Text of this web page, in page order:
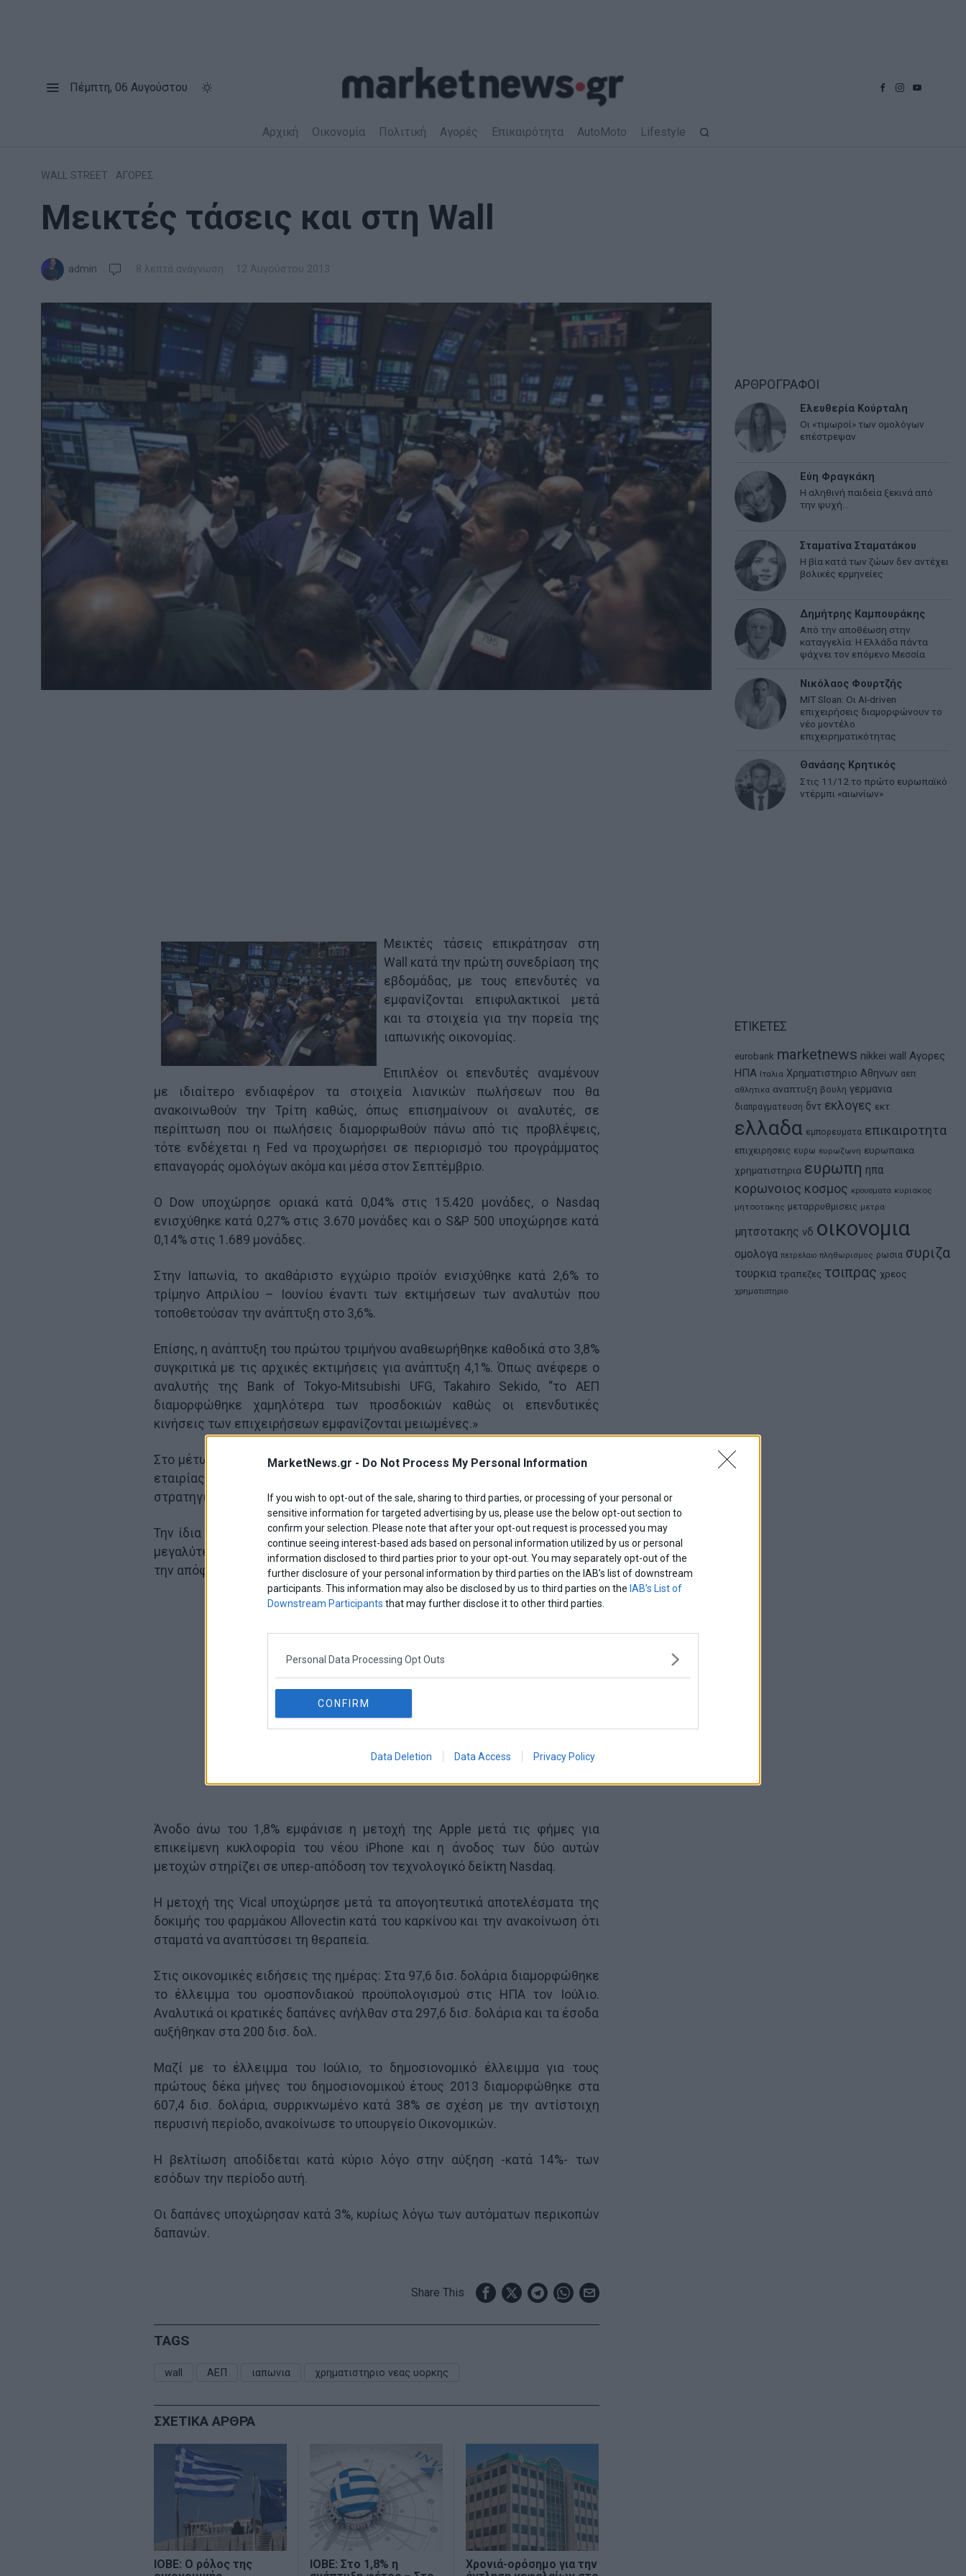
MarketNews.gr - Do Not Process My Personal Information
If you wish to opt-out of the sale, sharing to third parties, or processing of your personal or
sensitive information for targeted advertising by us, please use the below opt-out section to
confirm your selection. Please note that after your opt-out request is processed you may
continue seeing interest-based ads based on personal information utilized by us or personal
information disclosed to third parties prior to your opt-out. You may separately opt-out of the
further disclosure of your personal information by third parties on the IAB’s list of downstream
participants. This information may also be disclosed by us to third parties on the IAB’s List of
Downstream Participants that may further disclose it to other third parties.
Personal Data Processing Opt Outs
CONFIRM
Data Deletion Data Access Privacy Policy
Πέμπτη, 06 Αυγούστου
Αρχική Οικονομία Πολιτική Αγορές Επικαιρότητα AutoMoto Lifestyle
WALL STREET ΑΓΟΡΕΣ
Μεικτές τάσεις και στη Wall
admin 8 λεπτά ανάγνωση 12 Αυγούστου 2013
Μεικτές τάσεις επικράτησαν στη
Wall κατά την πρώτη συνεδρίαση της
εβδομάδας, με τους επενδυτές να
εμφανίζονται επιφυλακτικοί μετά
και τα στοιχεία για την πορεία της
ιαπωνικής οικονομίας.
Επιπλέον οι επενδυτές αναμένουν
με ιδιαίτερο ενδιαφέρον τα στοιχεία λιανικών πωλήσεων που θα
ανακοινωθούν την Τρίτη καθώς, όπως επισημαίνουν οι αναλυτές, σε
περίπτωση που οι πωλήσεις διαμορφωθούν πάνω από τις προβλέψεις,
τότε ενδέχεται η Fed να προχωρήσει σε περιορισμό του προγράμματος
επαναγοράς ομολόγων ακόμα και μέσα στον Σεπτέμβριο.
Ο Dow υποχώρησε οριακά κατά 0,04% στις 15.420 μονάδες, ο Nasdaq
ενισχύθηκε κατά 0,27% στις 3.670 μονάδες και ο S&P 500 υποχώρησε κατά
0,14% στις 1.689 μονάδες.
Στην Ιαπωνία, το ακαθάριστο εγχώριο προϊόν ενισχύθηκε κατά 2,6% το
τρίμηνο Απριλίου – Ιουνίου έναντι των εκτιμήσεων των αναλυτών που
τοποθετούσαν την ανάπτυξη στο 3,6%.
Επίσης, η ανάπτυξη του πρώτου τριμήνου αναθεωρήθηκε καθοδικά στο 3,8%
συγκριτικά με τις αρχικές εκτιμήσεις για ανάπτυξη 4,1%. Όπως ανέφερε ο
αναλυτής της Bank of Tokyo-Mitsubishi UFG, Takahiro Sekido, “το ΑΕΠ
διαμορφώθηκε χαμηλότερα των προσδοκιών καθώς οι επενδυτικές
κινήσεις των επιχειρήσεων εμφανίζονται μειωμένες.»
Στο μέτωπο των επιχειρήσεων ξεχωρίζει η BlackBerry, με τη διοίκηση της
εταιρίας να ανακοινώνει πως εξετάζεται η δημιουργία κοινοπραξιών,
στρατηγικών συνεργασιών ή ακόμη και η πώληση της ίδιας της εταιρείας.
Την ίδια στιγμή, ο Prem Watsa, πρόεδρος και CEO της Fairfax Financial, του
μεγαλύτερου μετόχου της εταιρείας, ανακοίνωσε την παραίτησή του. Για
την απόφασή του αυτή επικαλέστηκε ενδεχόμενη σύγκρουση συμφερόντων.
Άνοδο άνω του 1,8% εμφάνισε η μετοχή της Apple μετά τις φήμες για
επικείμενη κυκλοφορία του νέου iPhone και η άνοδος των δύο αυτών
μετοχών στηρίζει σε υπερ-απόδοση τον τεχνολογικό δείκτη Nasdaq.
Η μετοχή της Vical υποχώρησε μετά τα απογοητευτικά αποτελέσματα της
δοκιμής του φαρμάκου Allovectin κατά του καρκίνου και την ανακοίνωση ότι
σταματά να αναπτύσσει τη θεραπεία.
Στις οικονομικές ειδήσεις της ημέρας: Στα 97,6 δισ. δολάρια διαμορφώθηκε
το έλλειμμα του ομοσπονδιακού προϋπολογισμού στις ΗΠΑ τον Ιούλιο.
Αναλυτικά οι κρατικές δαπάνες ανήλθαν στα 297,6 δισ. δολάρια και τα έσοδα
αυξήθηκαν στα 200 δισ. δολ.
Μαζί με το έλλειμμα του Ιούλιο, το δημοσιονομικό έλλειμμα για τους
πρώτους δέκα μήνες του δημοσιονομικού έτους 2013 διαμορφώθηκε στα
607,4 δισ. δολάρια, συρρικνωμένο κατά 38% σε σχέση με την αντίστοιχη
περυσινή περίοδο, ανακοίνωσε το υπουργείο Οικονομικών.
Η βελτίωση αποδίδεται κατά κύριο λόγο στην αύξηση -κατά 14%- των
εσόδων την περίοδο αυτή.
Οι δαπάνες υποχώρησαν κατά 3%, κυρίως λόγω των αυτόματων περικοπών
δαπανών.
Share This
TAGS
wall ΑΕΠ ιαπωνια χρηματιστηριο νεας υορκης
ΣΧΕΤΙΚΑ ΑΡΘΡΑ
ΙΟΒΕ: Ο ρόλος της
ΙΟΒΕ: Στο 1,8% η
Χρονιά-ορόσημο για την
ΑΡΘΡΟΓΡΑΦΟΙ
Ελευθερία Κούρταλη
Οι «τιμωροί» των ομολόγων
επέστρεψαν
Εύη Φραγκάκη
Η αληθινή παιδεία ξεκινά από
την ψυχή…
Σταματίνα Σταματάκου
Η βία κατά των ζώων δεν αντέχει
βολικές ερμηνείες
Δημήτρης Καμπουράκης
Από την αποθέωση στην
καταγγελία: Η Ελλάδα πάντα
ψάχνει τον επόμενο Μεσσία
Νικόλαος Φουρτζής
MIT Sloan: Οι AI-driven
επιχειρήσεις διαμορφώνουν το
νέο μοντέλο
επιχειρηματικότητας
Θανάσης Κρητικός
Στις 11/12 το πρώτο ευρωπαϊκό
ντέρμπι «αιωνίων»
ΕΤΙΚΕΤΕΣ
eurobank marketnews nikkei wall
Αγορες
ΗΠΑ Ιταλια Χρηματιστηριο Αθηνων αεπ
αθλητικα αναπτυξη βουλη γερμανια
διαπραγματευση δντ εκλογες εκτ
ελλαδα εμπορευματα επικαιροτητα
επιχειρησεις ευρω ευρωζωνη ευρωπαικα
χρηματιστηρια ευρωπη ηπα
κορωνοιος κοσμος κρουσματα κυριακος
μητσοτακης μεταρρυθμισεις μετρα
μητσοτακης νδ οικονομια
ομολογα πετρελαιο πληθωρισμος ρωσια συριζα
τουρκια τραπεζες τσιπρας χρεος
χρηματιστηριο